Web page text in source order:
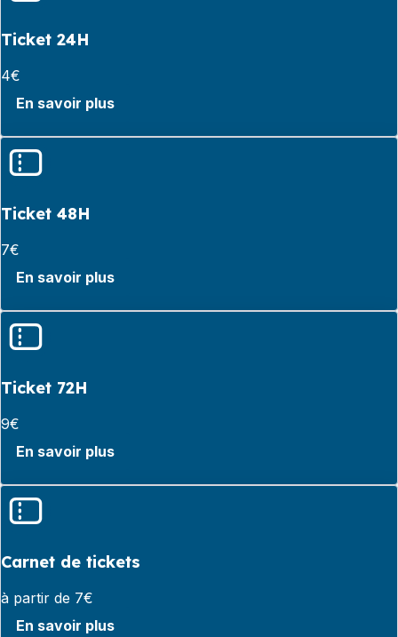
Ticket 24H
4€
En savoir plus
Ticket 48H
7€
En savoir plus
Ticket 72H
9€
En savoir plus
Carnet de tickets
à partir de 7€
En savoir plus